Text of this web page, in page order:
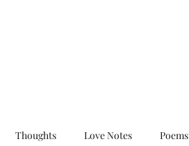
Thoughts Love Notes Poems